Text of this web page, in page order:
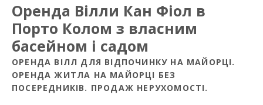
Оренда Вілли Кан Фіол в
Порто Колом з власним
басейном і садом
ОРЕНДА ВІЛЛ ДЛЯ ВІДПОЧИНКУ НА МАЙОРЦІ.
ОРЕНДА ЖИТЛА НА МАЙОРЦІ БЕЗ
ПОСЕРЕДНИКІВ. ПРОДАЖ НЕРУХОМОСТІ.